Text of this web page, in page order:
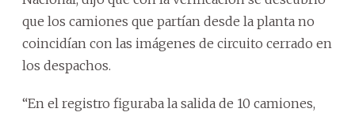
que los camiones que partían desde la planta no
coincidían con las imágenes de circuito cerrado en
los despachos.
“En el registro figuraba la salida de 10 camiones,